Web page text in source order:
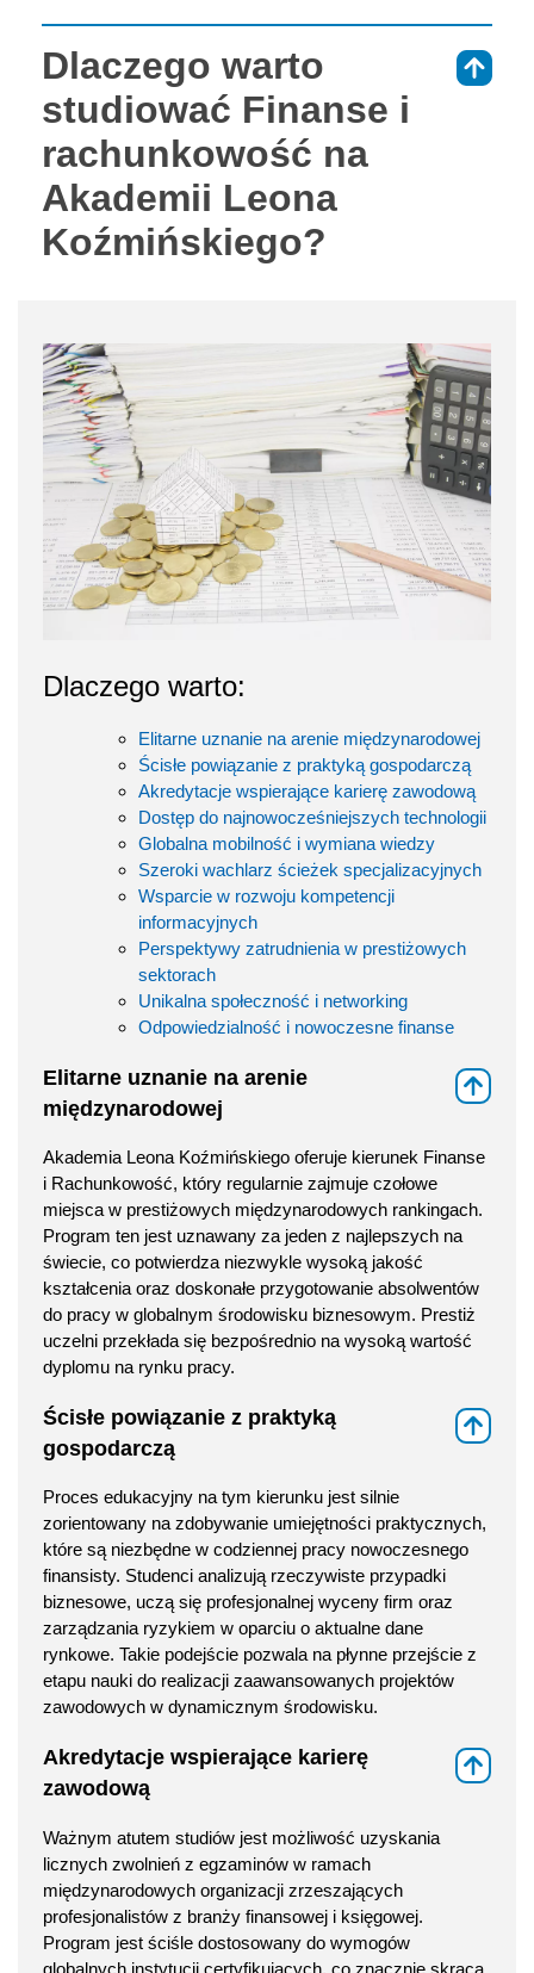
Dlaczego warto
studiować Finanse i
rachunkowość na
Akademii Leona
Koźmińskiego?
Dlaczego warto:
Elitarne uznanie na arenie międzynarodowej
Ścisłe powiązanie z praktyką gospodarczą
Akredytacje wspierające karierę zawodową
Dostęp do najnowocześniejszych technologii
Globalna mobilność i wymiana wiedzy
Szeroki wachlarz ścieżek specjalizacyjnych
Wsparcie w rozwoju kompetencji
informacyjnych
Perspektywy zatrudnienia w prestiżowych
sektorach
Unikalna społeczność i networking
Odpowiedzialność i nowoczesne finanse
Elitarne uznanie na arenie
międzynarodowej
Akademia Leona Koźmińskiego oferuje kierunek Finanse
i Rachunkowość, który regularnie zajmuje czołowe
miejsca w prestiżowych międzynarodowych rankingach.
Program ten jest uznawany za jeden z najlepszych na
świecie, co potwierdza niezwykle wysoką jakość
kształcenia oraz doskonałe przygotowanie absolwentów
do pracy w globalnym środowisku biznesowym. Prestiż
uczelni przekłada się bezpośrednio na wysoką wartość
dyplomu na rynku pracy.
Ścisłe powiązanie z praktyką
gospodarczą
Proces edukacyjny na tym kierunku jest silnie
zorientowany na zdobywanie umiejętności praktycznych,
które są niezbędne w codziennej pracy nowoczesnego
finansisty. Studenci analizują rzeczywiste przypadki
biznesowe, uczą się profesjonalnej wyceny firm oraz
zarządzania ryzykiem w oparciu o aktualne dane
rynkowe. Takie podejście pozwala na płynne przejście z
etapu nauki do realizacji zaawansowanych projektów
zawodowych w dynamicznym środowisku.
Akredytacje wspierające karierę
zawodową
Ważnym atutem studiów jest możliwość uzyskania
licznych zwolnień z egzaminów w ramach
międzynarodowych organizacji zrzeszających
profesjonalistów z branży finansowej i księgowej.
Program jest ściśle dostosowany do wymogów
globalnych instytucji certyfikujących, co znacznie skraca